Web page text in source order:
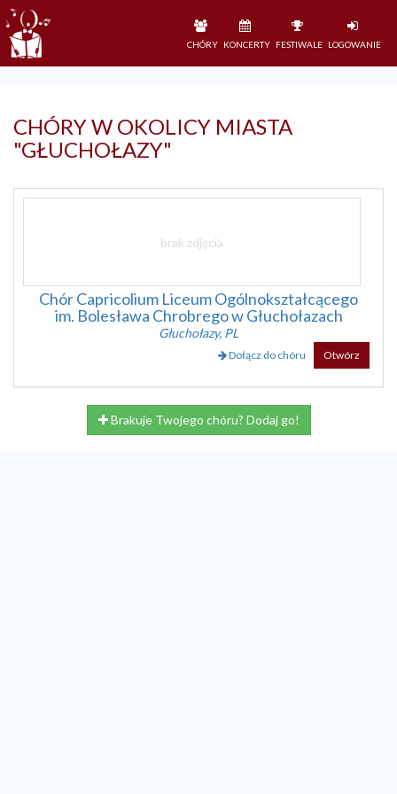
CHÓRY KONCERTY FESTIWALE LOGOWANIE
CHÓRY W OKOLICY MIASTA
"GŁUCHOŁAZY"
Chór Capricolium Liceum Ogólnokształcącego
im. Bolesława Chrobrego w Głuchołazach
Głuchołazy, PL
Dołącz do chóru Otwórz
Brakuje Twojego chóru? Dodaj go!